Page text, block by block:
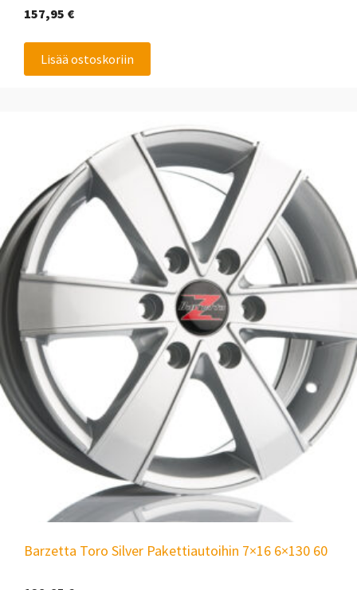
157,95 €
Lisää ostoskoriin
Barzetta Toro Silver Pakettiautoihin 7×16 6×130 60